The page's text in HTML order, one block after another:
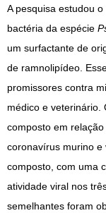
A pesquisa estudou
bactéria da espécie
um surfactante de
de ramnolipídeo.
promissores contra
médico e veterinário.
composto em
coronavírus murino e
composto, com uma
atividade viral nos
semelhantes foram